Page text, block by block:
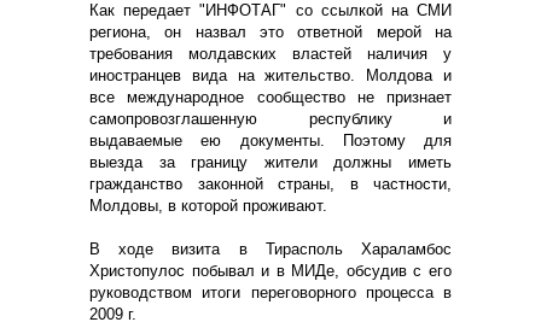
Как передает "ИНФОТАГ" со ссылкой на СМИ
региона, он назвал это ответной мерой на
требования молдавских властей наличия у
иностранцев вида на жительство. Молдова и
все международное сообщество не признает
самопровозглашенную республику и
выдаваемые ею документы. Поэтому для
выезда за границу жители должны иметь
гражданство законной страны, в частности,
Молдовы, в которой проживают.
В ходе визита в Тирасполь Хараламбос
Христопулос побывал и в МИДе, обсудив с его
руководством итоги переговорного процесса в
2009 г.